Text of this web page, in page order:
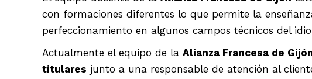
con formaciones diferentes lo que permite la
perfeccionamiento en algunos campos técnicos del
Actualmente el equipo de la Alianza Francesa de
titulares junto a una responsable de atención al